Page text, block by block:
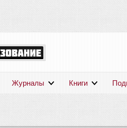
Журналы Книги